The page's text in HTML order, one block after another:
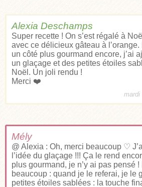
Alexia Deschamps
Super recette ! On s’est régalé à Noël
avec ce délicieux gâteau à l’orange.
un côté plus gourmand encore, j’ai
un glaçage et des petites étoiles
Noël. Un joli rendu !
Merci ❤️
mardi
Mély
@ Alexia : Oh, merci beaucoup ♡
l’idée du glaçage !!! Ça le rend
plus gourmand, je n’y ai pas pensé !
beaucoup : quand je le referai, je le
petites étoiles sablées : la touche